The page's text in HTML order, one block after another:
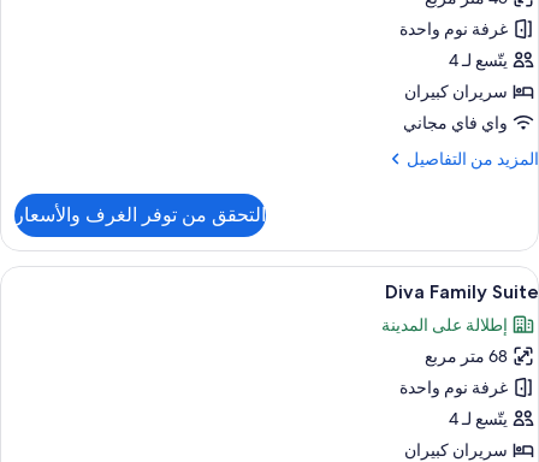
عائلية
رباعية
-
سريران
كبيران
غرفة نوم واحدة
يتّسع لـ 4
سريران كبيران
واي فاي مجاني
المزيد من التفاصيل
المزيد
غرفة
عائلية
رباعية
سريران
كبيران
التحقق من توفر الغرف والأسعار
استعراض
جميع
صور
Diva
Family
Suite
6
Diva Family Suite
إطلالة على المدينة
68 متر مربع
غرفة نوم واحدة
يتّسع لـ 4
سريران كبيران